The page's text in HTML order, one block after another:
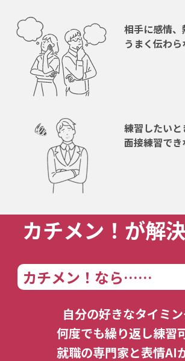
相手に感情、
うまく伝わら
練習したいと
面接練習でき
カチメン！が解
カチメン！なら……
自分の好きなタイミ
何度でも繰り返し練習
就職の専門家と表情AI